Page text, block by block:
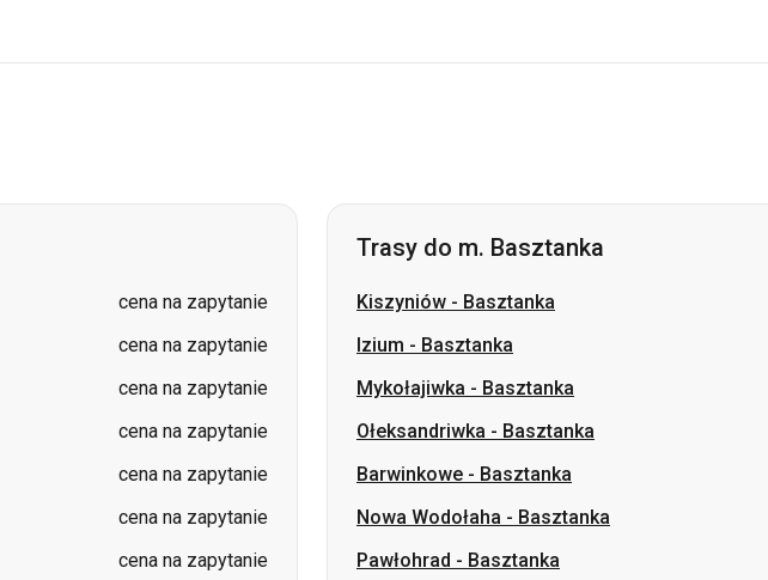
cena na zapytanie
cena na zapytanie
cena na zapytanie
cena na zapytanie
cena na zapytanie
cena na zapytanie
cena na zapytanie
Trasy do m. Basztanka
Kiszyniów - Basztanka
Izium - Basztanka
Mykołajiwka - Basztanka
Ołeksandriwka - Basztanka
Barwinkowe - Basztanka
Nowa Wodołaha - Basztanka
Pawłohrad - Basztanka